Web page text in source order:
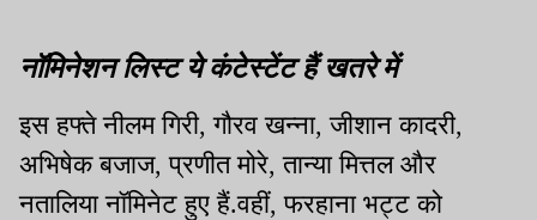
नॉमिनेशन लिस्ट ये कंटेस्टेंट हैं खतरे में
इस हफ्ते नीलम गिरी, गौरव खन्ना, जीशान कादरी,
अभिषेक बजाज, प्रणीत मोरे, तान्या मित्तल और
नतालिया नॉमिनेट हुए हैं.वहीं, फरहाना भट्ट को